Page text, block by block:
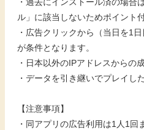
ル」に該当しないためポイント
・広告クリックから（当日を1
が条件となります。
・日本以外のIPアドレスからの
・データを引き継いでプレイし
【注意事項】
・同アプリの広告利用は1人1回